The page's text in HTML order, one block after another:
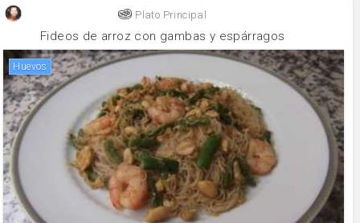
Plato Principal
Fideos de arroz con gambas y espárragos
huevos